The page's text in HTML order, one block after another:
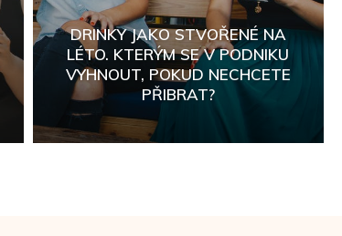
DRINKY JAKO STVOŘENÉ NA
LÉTO. KTERÝM SE V PODNIKU
VYHNOUT, POKUD NECHCETE
PŘIBRAT?